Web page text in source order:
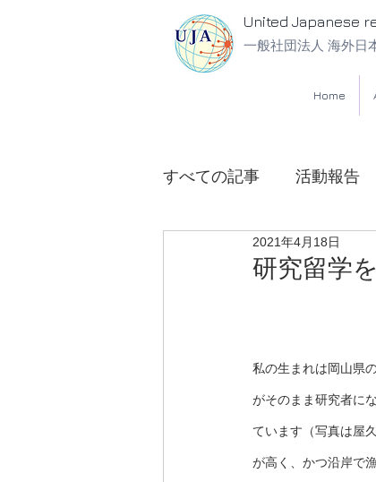
United Japanese
一般社団法人 海外日
Home
すべての記事 活動報告
UJA法律相談所
研究留学
2021年4月18日
私の生まれは岡山県
がそのまま研究者に
ています（写真は屋
が高く、かつ沿岸で